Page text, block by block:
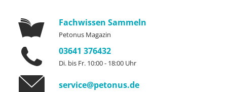
Fachwissen Sammeln
Petonus Magazin
03641 376432
Di. bis Fr. 10:00 - 18:00 Uhr
service@petonus.de